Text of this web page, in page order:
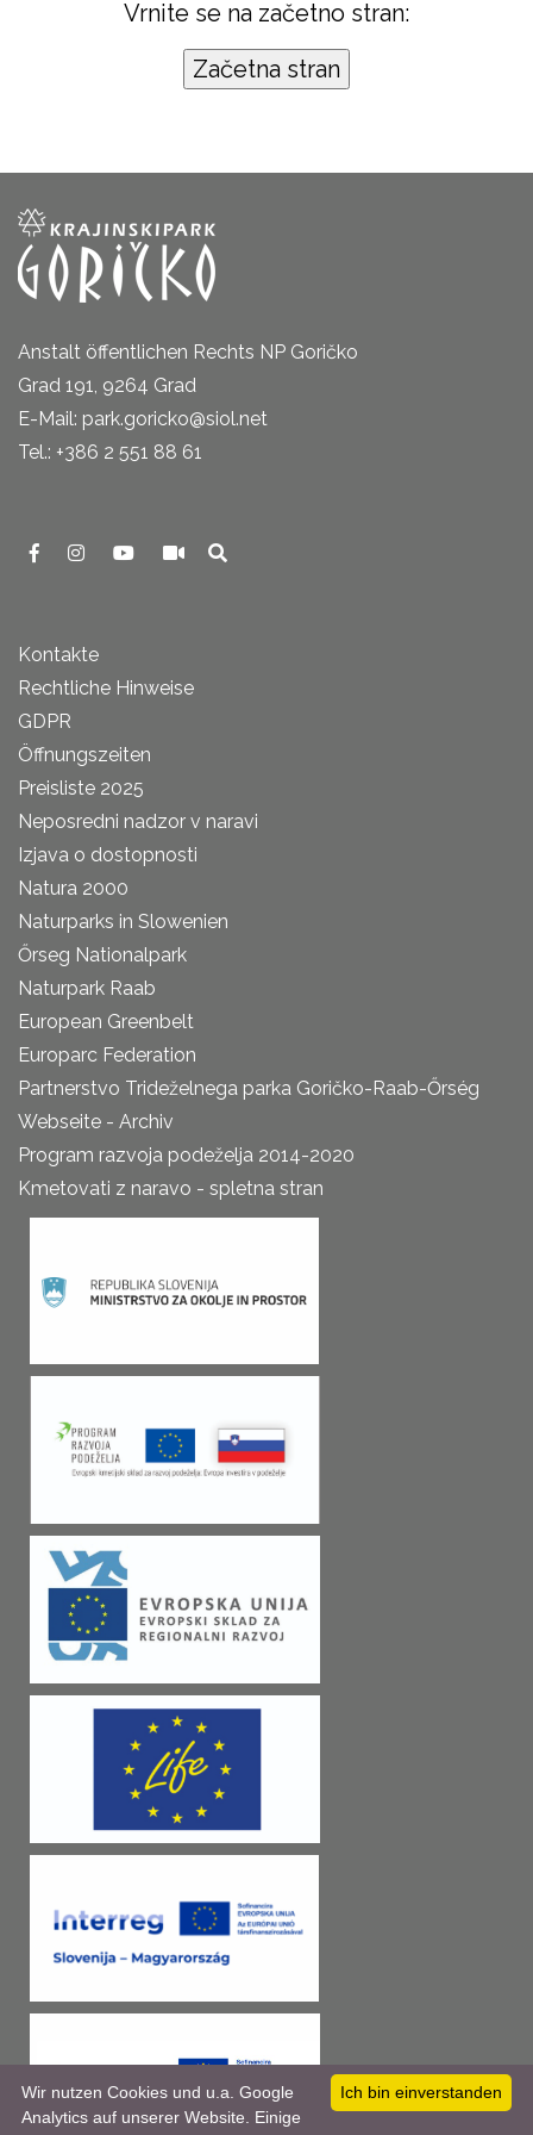
Vrnite se na začetno stran:
Anstalt öffentlichen Rechts NP Goričko
Grad 191, 9264 Grad
E-Mail: park.goricko@siol.net
Tel.: +386 2 551 88 61
Kontakte
Rechtliche Hinweise
GDPR
Öffnungszeiten
Preisliste 2025
Neposredni nadzor v naravi
Izjava o dostopnosti
Natura 2000
Naturparks in Slowenien
Őrseg Nationalpark
Naturpark Raab
European Greenbelt
Europarc Federation
Partnerstvo Trideželnega parka Goričko-Raab-Őrség
Webseite - Archiv
Program razvoja podeželja 2014-2020
Kmetovati z naravo - spletna stran
Ich bin einverstanden
Wir nutzen Cookies und u.a. Google
Analytics auf unserer Website. Einige